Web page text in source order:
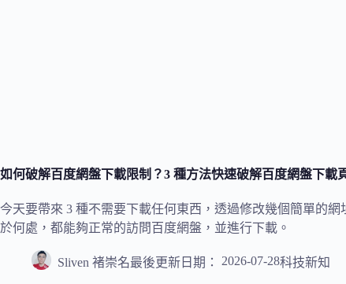
如何破解百度網盤下載限制？3 種方法快速破解百度網盤下載
今天要帶來 3 種不需要下載任何東西，透過修改幾個簡單的
於何處，都能夠正常的訪問百度網盤，並進行下載。
Sliven 褚崇名最後更新日期： 2026-07-28科技新知